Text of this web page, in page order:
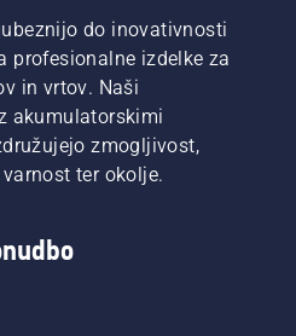
do inovativnosti
profesionalne izdelke za
in vrtov. Naši
akumulatorskimi
zmogljivost,
ter okolje.